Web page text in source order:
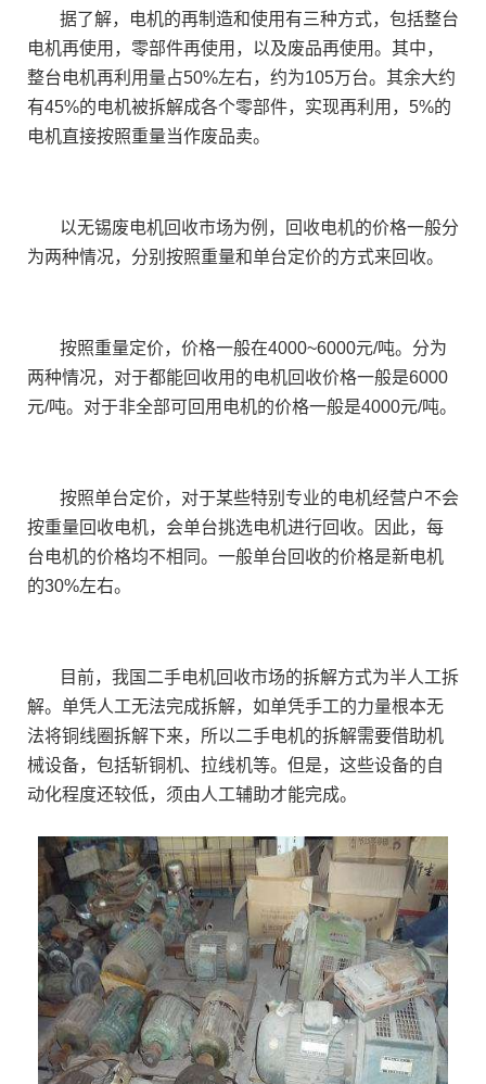
据了解，电机的再制造和使用有三种方式，包括整台
电机再使用，零部件再使用，以及废品再使用。其中，
整台电机再利用量占50%左右，约为105万台。其余大约
有45%的电机被拆解成各个零部件，实现再利用，5%的
电机直接按照重量当作废品卖。
以无锡废电机回收市场为例，回收电机的价格一般分
为两种情况，分别按照重量和单台定价的方式来回收。
按照重量定价，价格一般在4000~6000元/吨。分为
两种情况，对于都能回收用的电机回收价格一般是6000
元/吨。对于非全部可回用电机的价格一般是4000元/吨。
按照单台定价，对于某些特别专业的电机经营户不会
按重量回收电机，会单台挑选电机进行回收。因此，每
台电机的价格均不相同。一般单台回收的价格是新电机
的30%左右。
目前，我国二手电机回收市场的拆解方式为半人工拆
解。单凭人工无法完成拆解，如单凭手工的力量根本无
法将铜线圈拆解下来，所以二手电机的拆解需要借助机
械设备，包括斩铜机、拉线机等。但是，这些设备的自
动化程度还较低，须由人工辅助才能完成。